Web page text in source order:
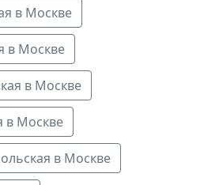
в Москве
в Москве
в Москве
в Москве
в Москве